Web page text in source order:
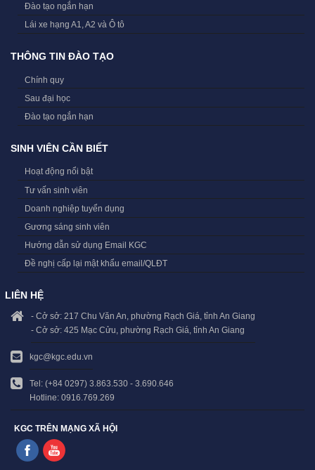
Đào tạo ngắn hạn
Lái xe hạng A1, A2 và Ô tô
THÔNG TIN ĐÀO TẠO
Chính quy
Sau đại học
Đào tạo ngắn hạn
SINH VIÊN CẦN BIẾT
Hoạt động nổi bật
Tư vấn sinh viên
Doanh nghiệp tuyển dụng
Gương sáng sinh viên
Hướng dẫn sử dụng Email KGC
Đề nghị cấp lại mật khẩu email/QLĐT
LIÊN HỆ
- Cở sở: 217 Chu Văn An, phường Rạch Giá, tỉnh An Giang
- Cở sở: 425 Mạc Cửu, phường Rạch Giá, tỉnh An Giang
kgc@kgc.edu.vn
Tel: (+84 0297) 3.863.530 - 3.690.646
Hotline: 0916.769.269
KGC TRÊN MẠNG XÃ HỘI